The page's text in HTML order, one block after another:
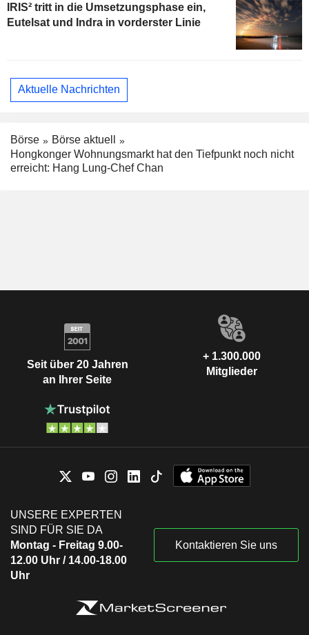
IRIS² tritt in die Umsetzungsphase ein,
Eutelsat und Indra in vorderster Linie
Aktuelle Nachrichten
Börse
Börse aktuell
Hongkonger Wohnungsmarkt hat den Tiefpunkt noch nicht
erreicht: Hang Lung-Chef Chan
Seit über 20 Jahren
an Ihrer Seite
+ 1.300.000
Mitglieder
UNSERE EXPERTEN
SIND FÜR SIE DA
Montag - Freitag 9.00-
12.00 Uhr / 14.00-18.00
Uhr
Kontaktieren Sie uns